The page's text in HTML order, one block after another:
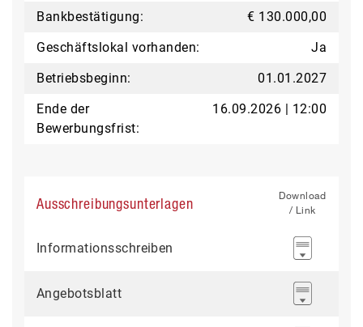
Bankbestätigung:
€ 130.000,00
Geschäftslokal vorhanden:
Ja
Betriebsbeginn:
01.01.2027
Ende der
Bewerbungsfrist:
16.09.2026 | 12:00
Ausschreibungsunterlagen
Download
/ Link
Informationsschreiben
Angebotsblatt